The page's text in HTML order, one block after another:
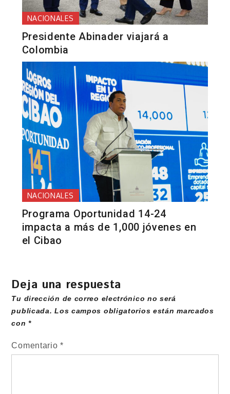
NACIONALES
Presidente Abinader viajará a
Colombia
NACIONALES
Programa Oportunidad 14-24
impacta a más de 1,000 jóvenes en
el Cibao
Deja una respuesta
Tu dirección de correo electrónico no será
publicada. Los campos obligatorios están marcados
con*
Comentario*